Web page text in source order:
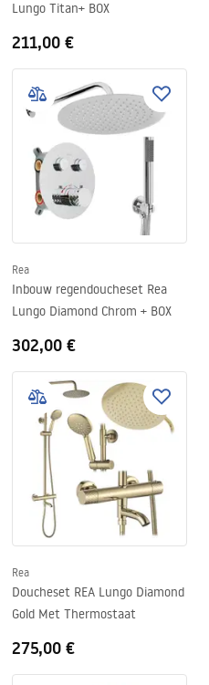
Lungo Titan+ BOX
211,00 €
Rea
Inbouw regendoucheset Rea
Lungo Diamond Chrom + BOX
302,00 €
Rea
Doucheset REA Lungo Diamond
Gold Met Thermostaat
275,00 €